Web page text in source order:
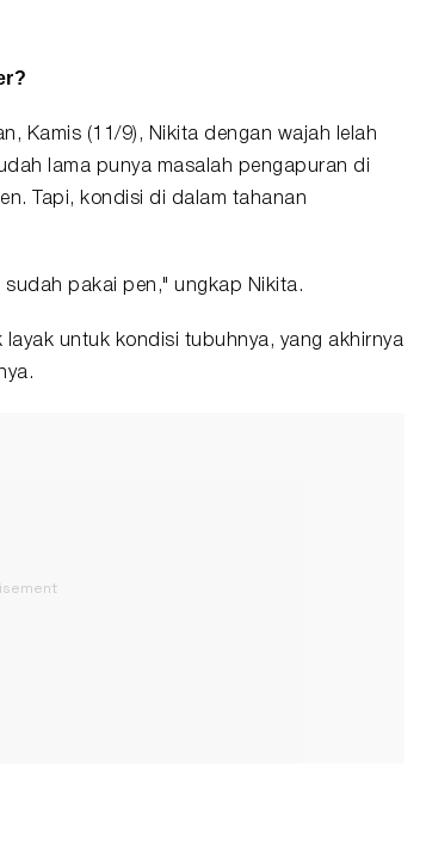
Kamis (11/9), Nikita dengan wajah lelah
lama punya masalah pengapuran di
Tapi, kondisi di dalam tahanan
pakai pen," ungkap Nikita.
untuk kondisi tubuhnya, yang akhirnya